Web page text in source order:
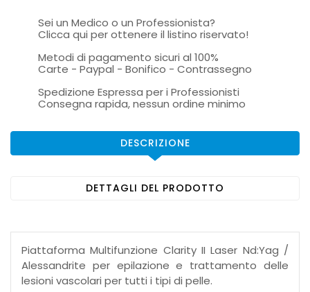
Sei un Medico o un Professionista?
Clicca qui per ottenere il listino riservato!
Metodi di pagamento sicuri al 100%
Carte - Paypal - Bonifico - Contrassegno
Spedizione Espressa per i Professionisti
Consegna rapida, nessun ordine minimo
DESCRIZIONE
DETTAGLI DEL PRODOTTO
Piattaforma Multifunzione Clarity II Laser Nd:Yag /
Alessandrite per epilazione e trattamento delle
lesioni vascolari per tutti i tipi di pelle.